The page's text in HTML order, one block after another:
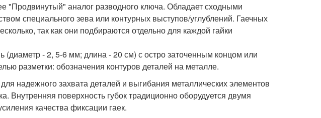
"Продвинутый" аналог разводного ключа. Обладает сходными
специального зева или контурных выступов/углублений. Гаечных
так как они подбираются отдельно для каждой гайки
(диаметр - 2, 5-6 мм; длина - 20 см) с остро заточенным концом или
разметки: обозначения контуров деталей на металле.
надежного захвата деталей и выгибания металлических элементов
Внутренняя поверхность губок традиционно оборудуется двумя
качества фиксации гаек.